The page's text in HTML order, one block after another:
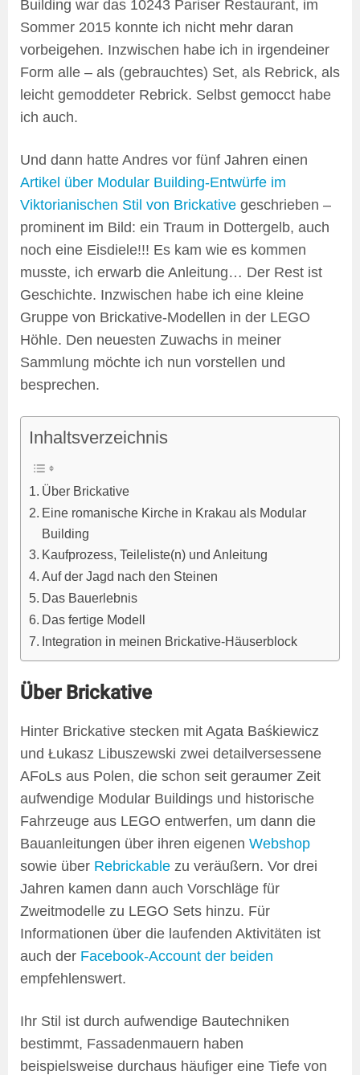
Building war das 10243 Pariser Restaurant, im
Sommer 2015 konnte ich nicht mehr daran
vorbeigehen. Inzwischen habe ich in irgendeiner
Form alle – als (gebrauchtes) Set, als Rebrick, als
leicht gemoddeter Rebrick. Selbst gemocct habe
ich auch.
Und dann hatte Andres vor fünf Jahren einen
Artikel über Modular Building-Entwürfe im
Viktorianischen Stil von Brickative geschrieben –
prominent im Bild: ein Traum in Dottergelb, auch
noch eine Eisdiele!!! Es kam wie es kommen
musste, ich erwarb die Anleitung… Der Rest ist
Geschichte. Inzwischen habe ich eine kleine
Gruppe von Brickative-Modellen in der LEGO
Höhle. Den neuesten Zuwachs in meiner
Sammlung möchte ich nun vorstellen und
besprechen.
Inhaltsverzeichnis
Über Brickative
Eine romanische Kirche in Krakau als Modular
Building
Kaufprozess, Teileliste(n) und Anleitung
Auf der Jagd nach den Steinen
Das Bauerlebnis
Das fertige Modell
Integration in meinen Brickative-Häuserblock
Über Brickative
Hinter Brickative stecken mit Agata Baśkiewicz
und Łukasz Libuszewski zwei detailversessene
AFoLs aus Polen, die schon seit geraumer Zeit
aufwendige Modular Buildings und historische
Fahrzeuge aus LEGO entwerfen, um dann die
Bauanleitungen über ihren eigenen Webshop
sowie über Rebrickable zu veräußern. Vor drei
Jahren kamen dann auch Vorschläge für
Zweitmodelle zu LEGO Sets hinzu. Für
Informationen über die laufenden Aktivitäten ist
auch der Facebook-Account der beiden
empfehlenswert.
Ihr Stil ist durch aufwendige Bautechniken
bestimmt, Fassadenmauern haben
beispielsweise durchaus häufiger eine Tiefe von